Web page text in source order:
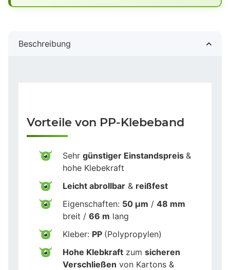
Beschreibung
Vorteile von PP-Klebeband
Sehr günstiger Einstandspreis &
hohe Klebekraft
Leicht abrollbar & reißfest
Eigenschaften: 50 µm / 48 mm
breit / 66 m lang
Kleber: PP (Polypropylen)
Hohe Klebkraft zum sicheren
Verschließen von Kartons &